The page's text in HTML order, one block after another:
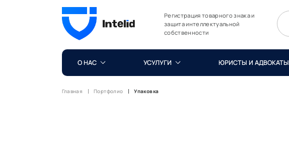
Регистрация товарного знака и
защита интеллектуальной
собственности
О НАС УСУЛУГИ ЮРИСТЫ И АДВОКАТЫ
Главная Портфолио Упаковка